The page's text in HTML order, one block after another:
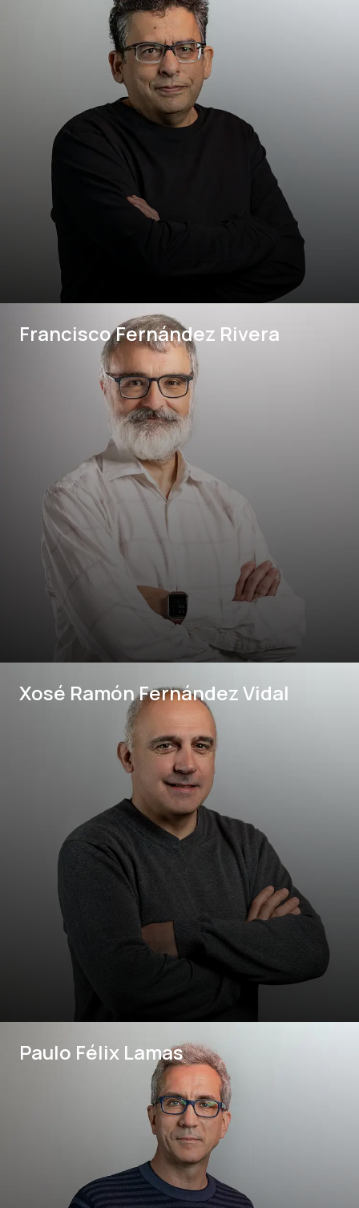
Francisco Fernández Rivera
Xosé Ramón Fernández Vidal
Paulo Félix Lamas